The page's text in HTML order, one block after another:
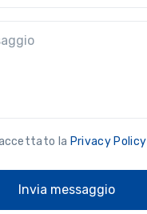
la Privacy Policy
Invia messaggio